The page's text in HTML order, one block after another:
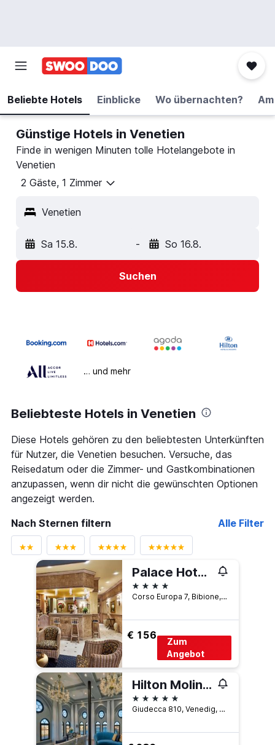
Beliebte Hotels Einblicke Wo übernachten?
Günstige Hotels in Venetien
Finde in wenigen Minuten tolle Hotelangebote in
Venetien
2 Gäste, 1 Zimmer
Venetien
Sa 15.8. - So 16.8.
Suchen
… und mehr
Beliebteste Hotels in Venetien
Diese Hotels gehören zu den beliebtesten Unterkünften
für Nutzer, die Venetien besuchen. Versuche, das
Reisedatum oder die Zimmer- und Gastkombinationen
anzupassen, wenn dir nicht die gewünschten Optionen
angezeigt werden.
Nach Sternen filtern
Alle Filter
Palace Hotel Regina
4 Sterne
Corso Europa 7, Bibione, Venetien, Italien
€ 156
Zum
Angebot
Hilton Molino Stucky Venice
5 Sterne
Giudecca 810, Venedig, Venetien, Italien